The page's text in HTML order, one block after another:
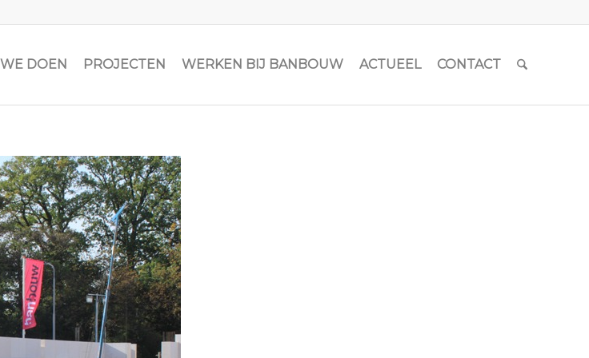
DOEN PROJECTEN WERKEN BIJ BANBOUW ACTUEEL CONTACT